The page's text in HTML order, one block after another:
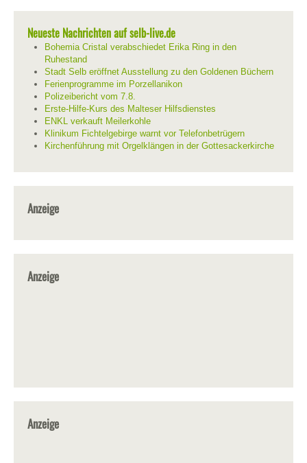
Neueste Nachrichten auf selb-live.de
Bohemia Cristal verabschiedet Erika Ring in den
Ruhestand
Stadt Selb eröffnet Ausstellung zu den Goldenen Büchern
Ferienprogramme im Porzellanikon
Polizeibericht vom 7.8.
Erste-Hilfe-Kurs des Malteser Hilfsdienstes
ENKL verkauft Meilerkohle
Klinikum Fichtelgebirge warnt vor Telefonbetrügern
Kirchenführung mit Orgelklängen in der Gottesackerkirche
Anzeige
Anzeige
Anzeige